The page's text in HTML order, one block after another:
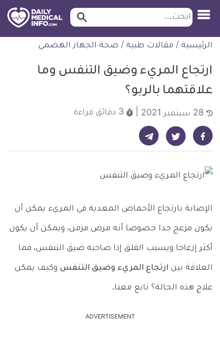
التخطي
للمحتوى
طبية
ابحث ابحث…
الرئيسية / مقالات طبية / صحة الجهاز الهضمي
ارتجاع المريء وضيق التنفس وما
علاقتهما بالربو؟
3 دقائق قراءة
شارك على فيسبوك - ديلي ميديكال انفو شارك على تويتر - ديلي ميديكال انفو شارك على تيليجرام - ديلي ميديكال انفو
الإصابة بارتجاع الأحماض المعدية في المريء يمكن أن
يكون مزعج جدا خصوصا أنه مرض مزمن، ويمكن أن يكون
أكثر إزعاجا ويسبب القلق إذا صاحبه ضيق التنفس، فما
العلاقة بين ارتجاع المريء وضيق التنفس وكيف يمكن
علاج هذه الحالة؟ تابع معنا.
ADVERTISEMENT